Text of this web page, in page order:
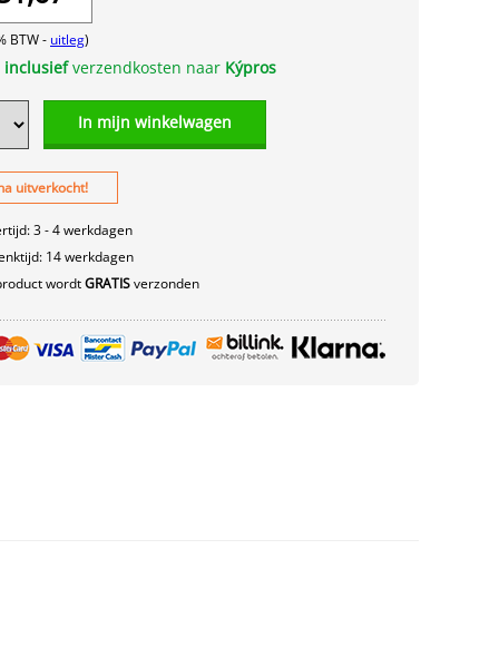
BTW - uitleg)
inclusiefverzendkosten naar Kýpros
In mijn winkelwagen
uitverkocht!
3 - 4 werkdagen
14 werkdagen
wordtGRATISverzonden